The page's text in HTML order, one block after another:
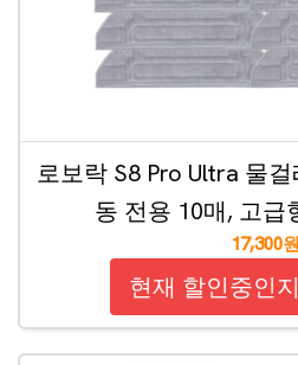
로보락 S8 Pro Ultra 물
동 전용 10매, 고급
17,300원
현재 할인중인